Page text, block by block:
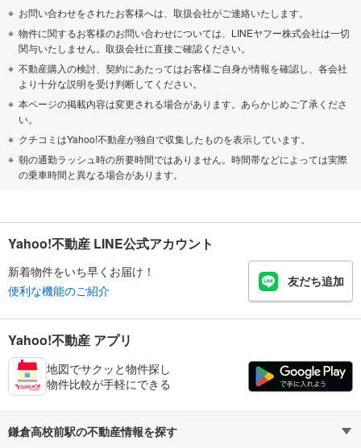
お問い合わせをされたお客様へは、取扱会社がご連絡いたします。
物件に関するお客様のお問い合わせについては、LINEヤフー株式会社は一切
関与いたしません。取扱会社に直接ご確認ください。
不動産購入の検討、契約にあたってはお客様ご自身が情報を確認し、各会社
より十分な説明を受け判断してください。
本ページの掲載内容は変更される場合があります。あらかじめご了承くださ
い。
クチコミはYahoo!不動産が独自で収集したものを表示しています。
朝の通勤ラッシュ時の所要時間ではありません。時間帯などによっては実際
の乗車時間と異なる場合があります。
Yahoo!不動産 LINE公式アカウント
新着物件をいち早くお届け！
便利な機能のご紹介
友だち追加
Yahoo!不動産 アプリ
地図でサクッと物件探し
物件比較が手軽にできる
鎌倉高校前駅の不動産情報を探す